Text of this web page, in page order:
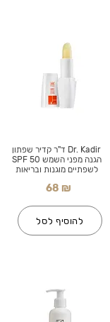
Dr. Kadir ד"ר קדיר שפתון
הגנה מפני השמש SPF 50
לשפתיים מוגנות ובריאות
68 ₪
להוסיף לסל